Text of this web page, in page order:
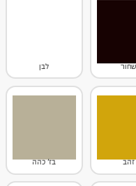
שחור לבן
זהב בז' כהה